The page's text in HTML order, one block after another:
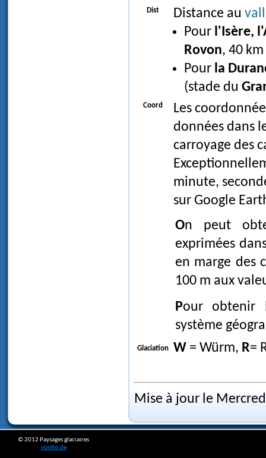
Dist Distance au
Pour l'Isère,
Rovon, 40
Pour la
(stade du
Coord
Les
données dans
carroyage des
minute,
sur Google
On peut obtenir une valeur approchée des coordonnées
exprimées
en marge des
100 m aux
Pour obtenir la valeur des coordonnées exprimées dans le
système
Glaciation W = Würm, R=
Mise à jour le
© 2012 Paysages glaciaires
vonfio.de